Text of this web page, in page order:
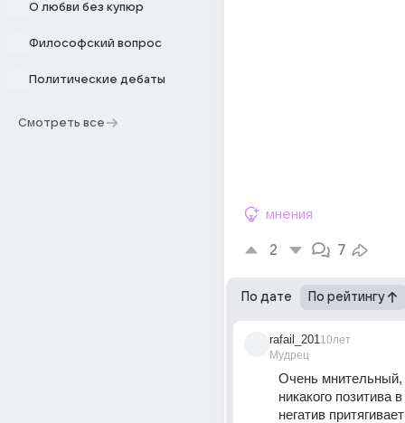
О любви без купюр
Философский вопрос
Политические дебаты
Смотреть все
мнения
2 7
По дате По рейтингу
rafail_201
Мудрец
10лет
Очень
никакого позитива
негатив